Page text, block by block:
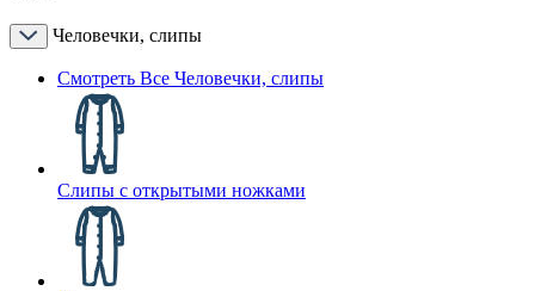
Человечки, слипы
Смотреть Все Человечки, слипы
Слипы с открытыми ножками